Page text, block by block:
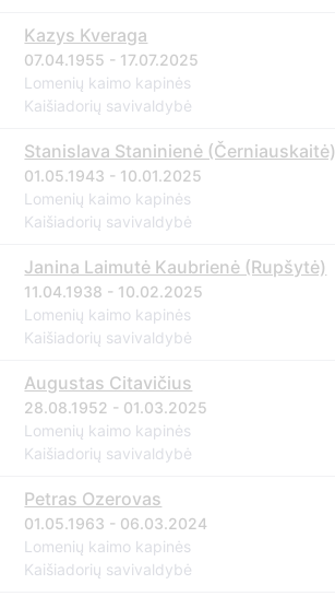
Kazys Kveraga
07.04.1955 - 17.07.2025
Lomenių kaimo kapinės
Kaišiadorių savivaldybė
Stanislava Staninienė (Černiauskaitė)
01.05.1943 - 10.01.2025
Lomenių kaimo kapinės
Kaišiadorių savivaldybė
Janina Laimutė Kaubrienė (Rupšytė)
11.04.1938 - 10.02.2025
Lomenių kaimo kapinės
Kaišiadorių savivaldybė
Augustas Citavičius
28.08.1952 - 01.03.2025
Lomenių kaimo kapinės
Kaišiadorių savivaldybė
Petras Ozerovas
01.05.1963 - 06.03.2024
Lomenių kaimo kapinės
Kaišiadorių savivaldybė